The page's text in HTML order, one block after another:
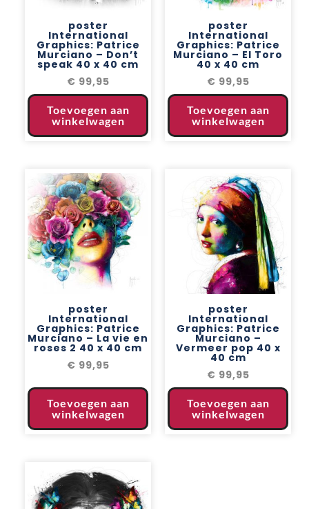
poster
International
Graphics: Patrice
Murciano – Don’t
speak 40 x 40 cm
€ 99,95
Toevoegen aan
winkelwagen
poster
International
Graphics: Patrice
Murciano – El Toro
40 x 40 cm
€ 99,95
Toevoegen aan
winkelwagen
poster
International
Graphics: Patrice
Murciano – La vie en
roses 2 40 x 40 cm
€ 99,95
Toevoegen aan
winkelwagen
poster
International
Graphics: Patrice
Murciano –
Vermeer pop 40 x
40 cm
€ 99,95
Toevoegen aan
winkelwagen